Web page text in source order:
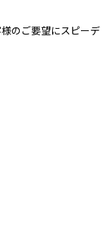
のご要望にスピーデ